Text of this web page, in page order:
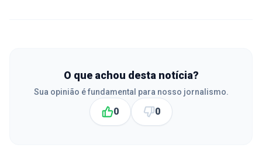
O que achou desta notícia?
Sua opinião é fundamental para nosso jornalismo.
0 0